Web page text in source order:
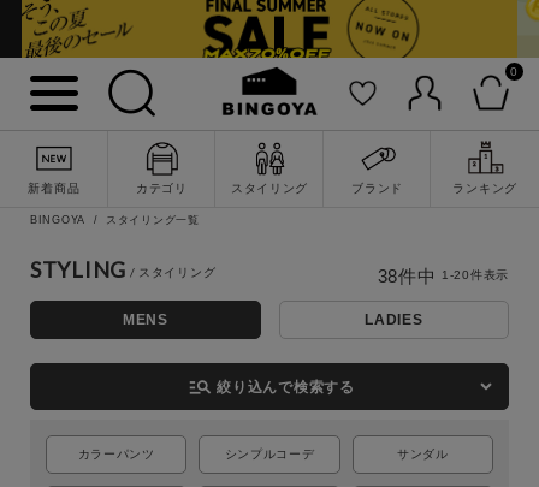
0
新着商品 カテゴリ スタイリング ブランド ランキング
詳細検索
BINGOYA スタイリング一覧
STYLING
MENS LADIES
manage_search 絞り込んで検索する
カラーパンツ シンプルコーデ サンダル
38件中 1-20件表示